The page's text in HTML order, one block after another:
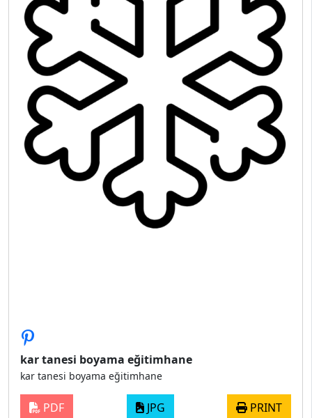
kar tanesi boyama eğitimhane
kar tanesi boyama eğitimhane
PDF JPG PRINT